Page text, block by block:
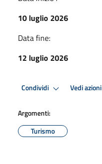
10 luglio 2026
Data fine:
12 luglio 2026
Condividi Vedi azioni
Argomenti:
Turismo